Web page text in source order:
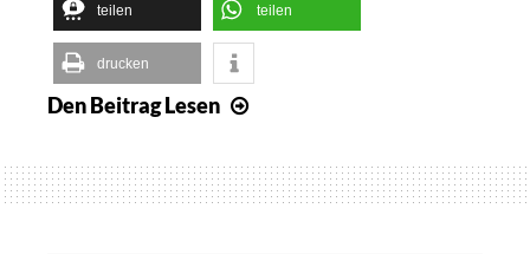
teilen teilen
drucken
Den BeitragLesen
von
Microsoft